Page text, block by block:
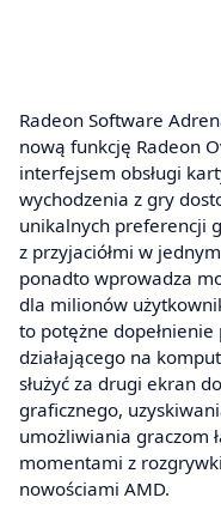
Radeon Software
nową funkcję Radeon
interfejsem obsługi
wychodzenia z gry
unikalnych preferencji
z przyjaciółmi w
ponadto wprowadza
dla milionów
to potężne
działającego na
służyć za drugi ekran
graficznego,
umożliwiania graczom
momentami z
nowościami AMD.